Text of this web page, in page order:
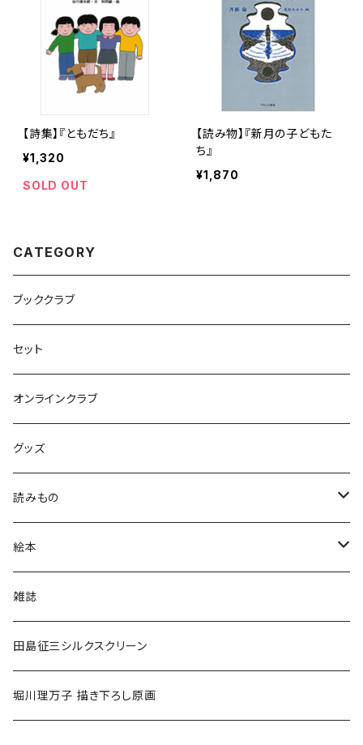
【詩集】『ともだち』
¥1,320
SOLD OUT
【読み物】『新月の子どもた
ち』
¥1,870
CATEGORY
ブッククラブ
セット
オンラインクラブ
グッズ
読みもの
小学低学年〜
小学中学年〜
小学高学年〜
中高生〜
絵本
0〜2歳〜
3〜5歳〜
小学低学年〜
雑誌
田島征三シルクスクリーン
堀川理万子 描き下ろし原画